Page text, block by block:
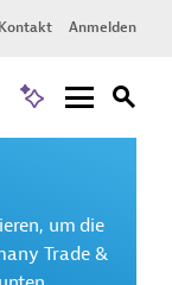
Kontakt Anmelden
um die
Trade &